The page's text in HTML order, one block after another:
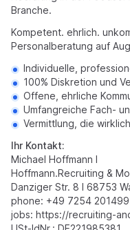
Branche.
Kompetent. ehrlich.
Personalberatung auf
Individuelle,
100% Diskretion und
Offene, ehrliche
Umfangreiche Fach-
Vermittlung, die
Ihr Kontakt:
Michael Hoffmann I
Hoffmann.Recruiting &
Danziger Str. 8 I 68753
phone: +49 7254
jobs: https://recruiting-